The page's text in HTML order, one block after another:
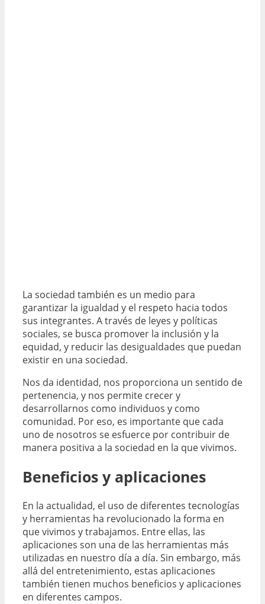
La sociedad también es un medio para
garantizar la igualdad y el respeto hacia todos
sus integrantes. A través de leyes y políticas
sociales, se busca promover la inclusión y la
equidad, y reducir las desigualdades que puedan
existir en una sociedad.
Nos da identidad, nos proporciona un sentido de
pertenencia, y nos permite crecer y
desarrollarnos como individuos y como
comunidad. Por eso, es importante que cada
uno de nosotros se esfuerce por contribuir de
manera positiva a la sociedad en la que vivimos.
Beneficios y aplicaciones
En la actualidad, el uso de diferentes tecnologías
y herramientas ha revolucionado la forma en
que vivimos y trabajamos. Entre ellas, las
aplicaciones son una de las herramientas más
utilizadas en nuestro día a día. Sin embargo, más
allá del entretenimiento, estas aplicaciones
también tienen muchos beneficios y aplicaciones
en diferentes campos.